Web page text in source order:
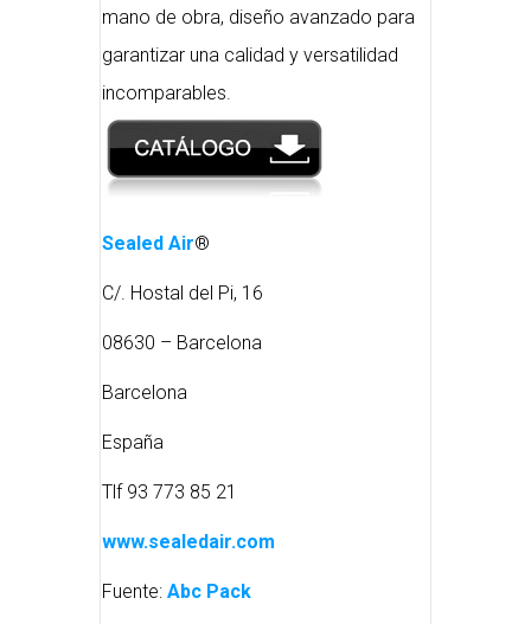
mano de obra, diseño avanzado para
garantizar una calidad y versatilidad
incomparables.
Sealed Air®
C/. Hostal del Pi, 16
08630 – Barcelona
Barcelona
España
Tlf 93 773 85 21
www.sealedair.com
Fuente: Abc Pack